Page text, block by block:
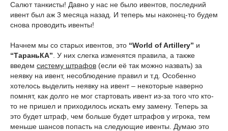
Салют танкисты! Давно у нас не было ивентов, последний
ивент был аж 3 месяца назад. И теперь мы наконец-то будем
снова проводить ивенты!
Начнем мы со старых ивентов, это “World of Artillery” и
“ТараньКА” . У них слегка изменятся правила, а также
введем систему штрафов (если её так можно назвать) за
неявку на ивент, несоблюдение правил и т.д. Особенно
хотелось выделить неявку на ивент – некоторые наверно
помнят, как долго не мог стартовать ивент из-за того что кто-
то не пришел и приходилось искать ему замену. Теперь за
это будет штраф, чем больше будет штрафов у игрока, тем
меньше шансов попасть на следующие ивенты. Думаю это